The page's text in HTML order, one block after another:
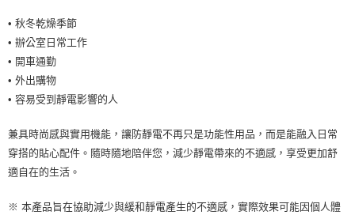
• 秋冬乾燥季節
• 辦公室日常工作
• 開車通勤
• 外出購物
• 容易受到靜電影響的人
兼具時尚感與實用機能，讓防靜電不再只是功能性用品，而是能融入日常
穿搭的貼心配件。隨時隨地陪伴您，減少靜電帶來的不適感，享受更加舒
適自在的生活。
※ 本產品旨在協助減少與緩和靜電產生的不適感，實際效果可能因個人體